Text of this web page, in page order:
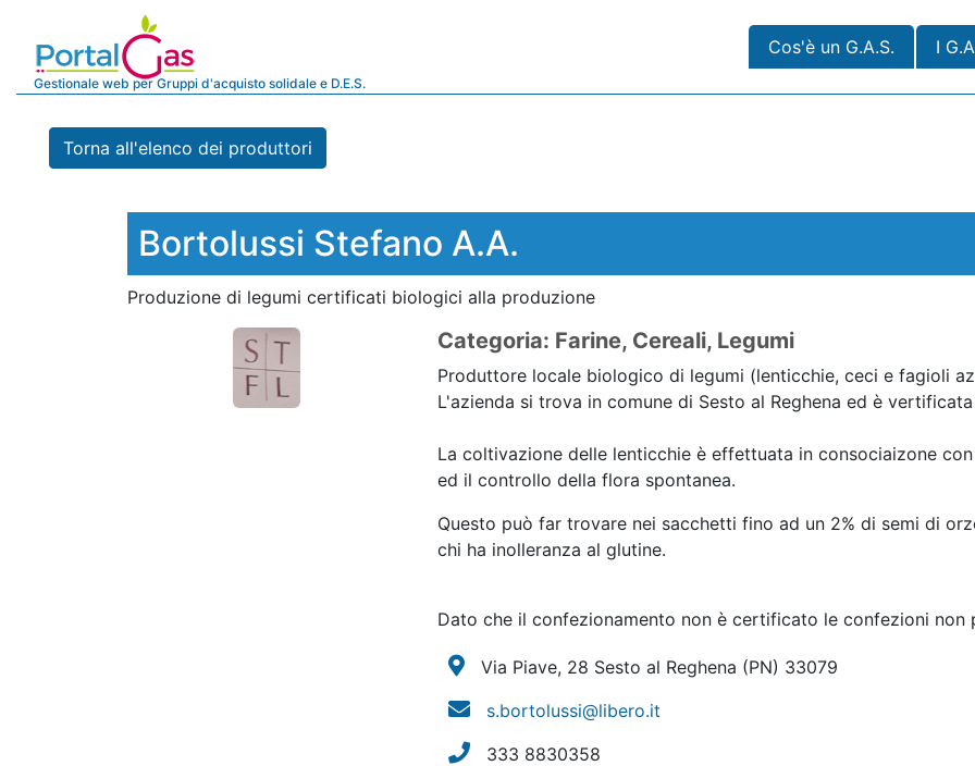
Gestionale web per Gruppi d'acquisto solidale e D.E.S.
Cos'è un G.A.S. I
Torna all'elenco dei produttori
Bortolussi Stefano A.A.
Produzione di legumi certificati biologici alla produzione
Categoria: Farine, Cereali, Legumi
Produttore locale biologico di legumi (lenticchie, ceci e fagioli
L'azienda si trova in comune di Sesto al Reghena ed è
La coltivazione delle lenticchie è effettuata in consociaizone
ed il controllo della flora spontanea.
Questo può far trovare nei sacchetti fino ad un 2% di semi di
chi ha inolleranza al glutine.
Dato che il confezionamento non è certificato le confezioni
Via Piave, 28 Sesto al Reghena (PN) 33079
s.bortolussi@libero.it
333 8830358